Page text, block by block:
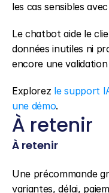
les cas sensibles
Le chatbot aide le
données inutiles ni
encore une
Explorez le support
une démo.
À retenir
À retenir
Une précommande
variantes, délai,